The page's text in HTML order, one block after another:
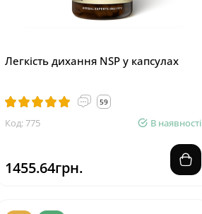
Легкість дихання NSP у капсулах
59
Код: 775 В наявності
1455.64грн.